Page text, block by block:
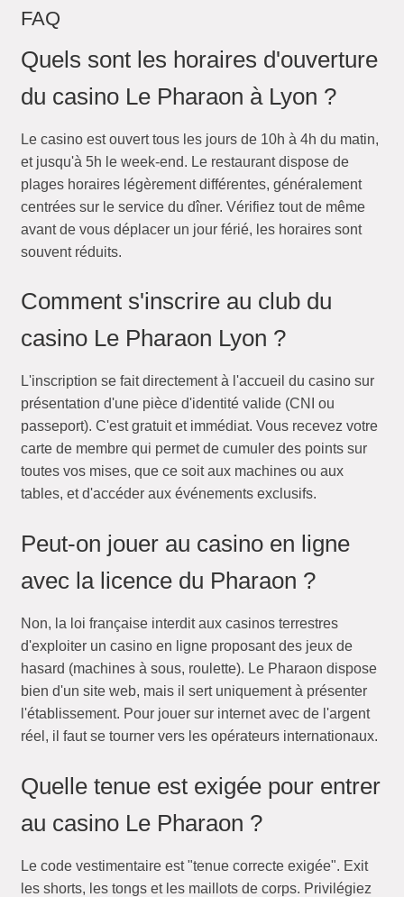
FAQ
Quels sont les horaires d'ouverture
du casino Le Pharaon à Lyon ?
Le casino est ouvert tous les jours de 10h à 4h du matin,
et jusqu'à 5h le week-end. Le restaurant dispose de
plages horaires légèrement différentes, généralement
centrées sur le service du dîner. Vérifiez tout de même
avant de vous déplacer un jour férié, les horaires sont
souvent réduits.
Comment s'inscrire au club du
casino Le Pharaon Lyon ?
L'inscription se fait directement à l'accueil du casino sur
présentation d'une pièce d'identité valide (CNI ou
passeport). C'est gratuit et immédiat. Vous recevez votre
carte de membre qui permet de cumuler des points sur
toutes vos mises, que ce soit aux machines ou aux
tables, et d'accéder aux événements exclusifs.
Peut-on jouer au casino en ligne
avec la licence du Pharaon ?
Non, la loi française interdit aux casinos terrestres
d'exploiter un casino en ligne proposant des jeux de
hasard (machines à sous, roulette). Le Pharaon dispose
bien d'un site web, mais il sert uniquement à présenter
l'établissement. Pour jouer sur internet avec de l'argent
réel, il faut se tourner vers les opérateurs internationaux.
Quelle tenue est exigée pour entrer
au casino Le Pharaon ?
Le code vestimentaire est "tenue correcte exigée". Exit
les shorts, les tongs et les maillots de corps. Privilégiez